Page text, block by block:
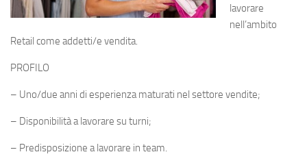
lavorare
nell’ambito
Retail come addetti/e vendita.
PROFILO
– Uno/due anni di esperienza maturati nel settore vendite;
– Disponibilità a lavorare su turni;
– Predisposizione a lavorare in team.